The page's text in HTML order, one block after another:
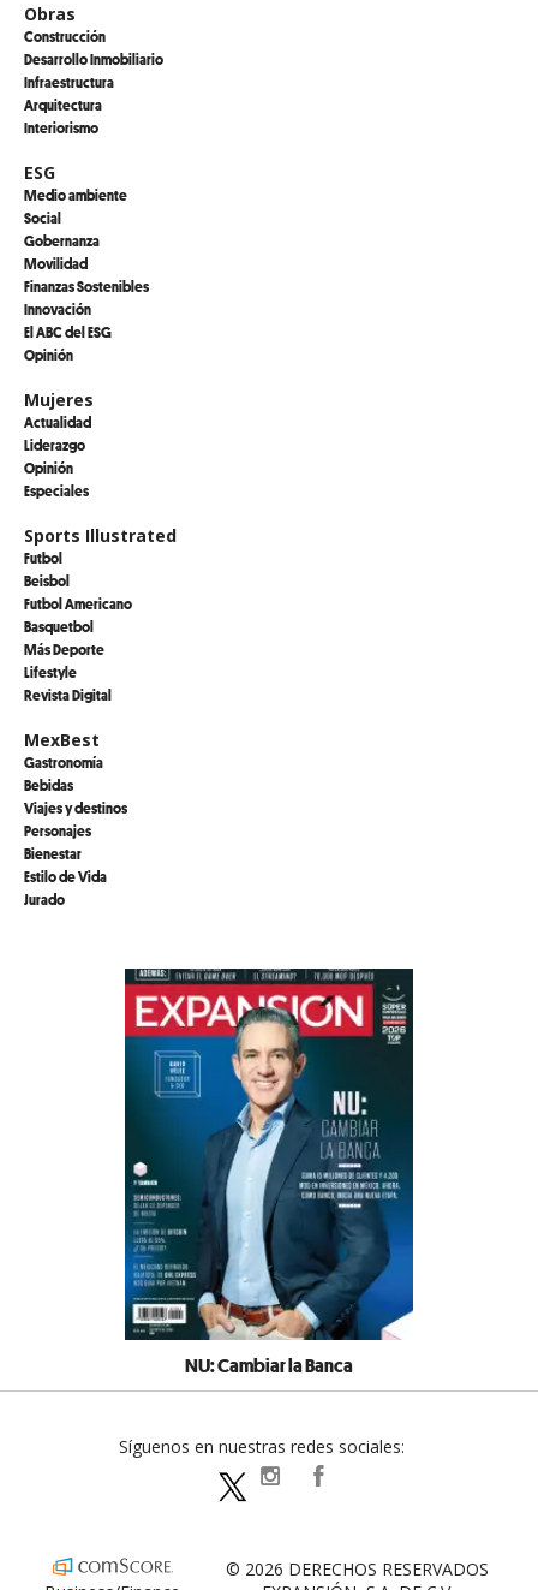
Obras
Construcción
Desarrollo Inmobiliario
Infraestructura
Arquitectura
Interiorismo
ESG
Medio ambiente
Social
Gobernanza
Movilidad
Finanzas Sostenibles
Innovación
El ABC del ESG
Opinión
Mujeres
Actualidad
Liderazgo
Opinión
Especiales
Sports Illustrated
Futbol
Beisbol
Futbol Americano
Basquetbol
Más Deporte
Lifestyle
Revista Digital
MexBest
Gastronomía
Bebidas
Viajes y destinos
Personajes
Bienestar
Estilo de Vida
Jurado
NU: Cambiar la Banca
Síguenos en nuestras redes sociales:
expansionpolitica
© 2026 DERECHOS RESERVADOS